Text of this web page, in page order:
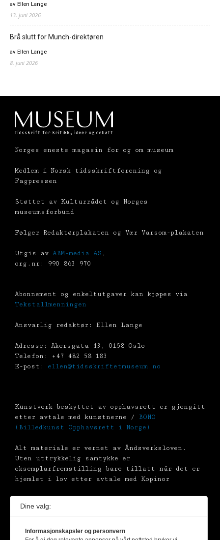
av Ellen Lange
13. juni 2026
Brå slutt for Munch-direktøren
av Ellen Lange
8. juni 2026
Norges eneste magasin for og om museum
Medlem i Norsk tidsskriftforening og
Fagpressen
Støttet av Kulturrådet og Norges
museumsforbund
Følger Redaktørplakaten og Vær Varsom-plakaten
Utgis av ABM-media AS ,
org.nr: 990 863 970
Abonnement og enkeltutgaver kan kjøpes via
Tekstallmenningen
Ansvarlig redaktør: Ellen Lange
Adresse: Akersgata 43, 0158 Oslo
Telefon: +47 482 58 183
E-post: ellen@tidsskriftetmuseum.no
Kunstverk beskyttet av opphavsrett er gjengitt
etter avtale med kunstnerne / BONO
(Billedkunst Opphavsrett i Norge)
Alt materiale er vernet av Åndsverksloven.
Uten uttrykkelig samtykke er
eksemplarfremstilling bare tillatt når det er
hjemlet i lov etter avtale med Kopinor
Dine valg:
Informasjonskapsler og personvern